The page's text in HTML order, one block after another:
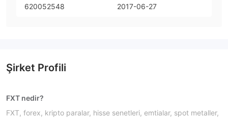
620052548
2017-06-27
Şirket Profili
FXT nedir?
FXT, forex, kripto paralar, hisse senetleri, emtialar, spot metaller,